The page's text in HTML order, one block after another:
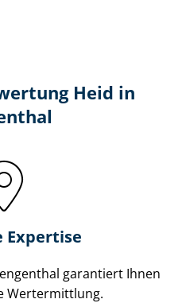
Heid in
Expertise
garantiert Ihnen
Wertermittlung.